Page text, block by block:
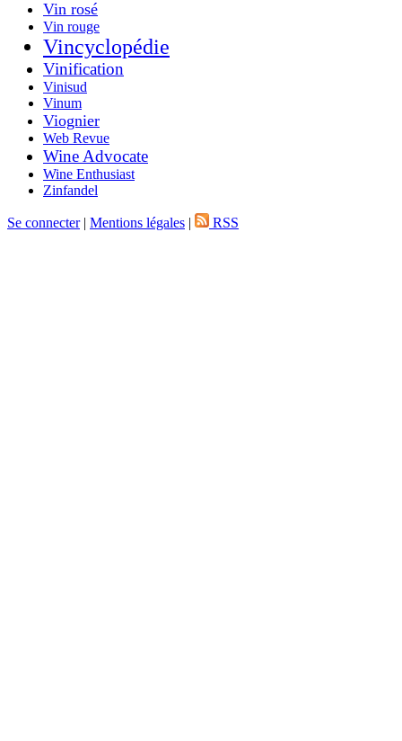
Vin rosé
Vin rouge
Vincyclopédie
Vinification
Vinisud
Vinum
Viognier
Web Revue
Wine Advocate
Wine Enthusiast
Zinfandel
Se connecter| Mentions légales | RSS